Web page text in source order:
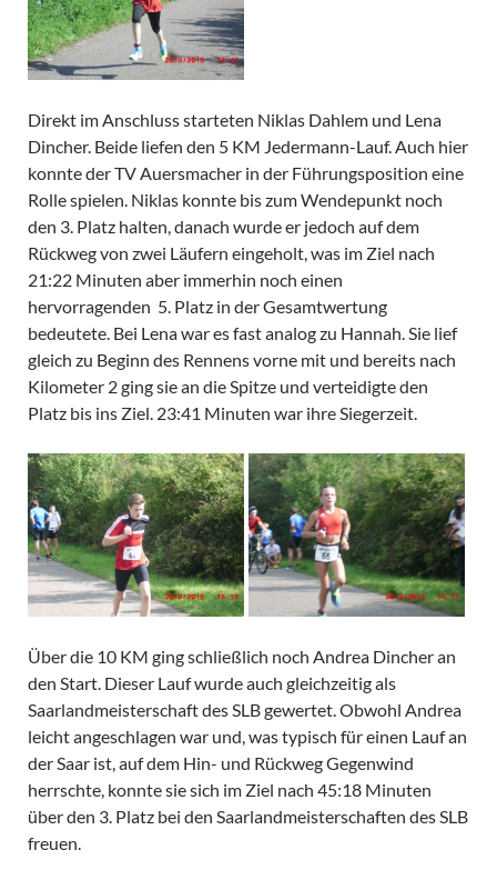
Direkt im Anschluss starteten Niklas Dahlem und Lena
Dincher. Beide liefen den 5 KM Jedermann-Lauf. Auch hier
konnte der TV Auersmacher in der Führungsposition eine
Rolle spielen. Niklas konnte bis zum Wendepunkt noch
den 3. Platz halten, danach wurde er jedoch auf dem
Rückweg von zwei Läufern eingeholt, was im Ziel nach
21:22 Minuten aber immerhin noch einen
hervorragenden 5. Platz in der Gesamtwertung
bedeutete. Bei Lena war es fast analog zu Hannah. Sie lief
gleich zu Beginn des Rennens vorne mit und bereits nach
Kilometer 2 ging sie an die Spitze und verteidigte den
Platz bis ins Ziel. 23:41 Minuten war ihre Siegerzeit.
Über die 10 KM ging schließlich noch Andrea Dincher an
den Start. Dieser Lauf wurde auch gleichzeitig als
Saarlandmeisterschaft des SLB gewertet. Obwohl Andrea
leicht angeschlagen war und, was typisch für einen Lauf an
der Saar ist, auf dem Hin- und Rückweg Gegenwind
herrschte, konnte sie sich im Ziel nach 45:18 Minuten
über den 3. Platz bei den Saarlandmeisterschaften des SLB
freuen.